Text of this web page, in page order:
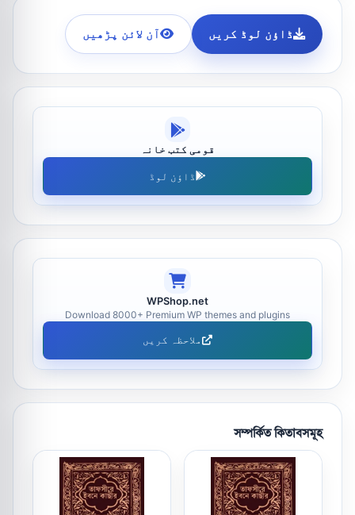
ڈاؤن لوڈ کریں آن لائن پڑھیں
قومی کتب خانہ
ڈاؤن لوڈ
WPShop.net
Download 8000+ Premium WP themes and plugins
ملاحظہ کریں
সম্পর্কিত কিতাবসমূহ